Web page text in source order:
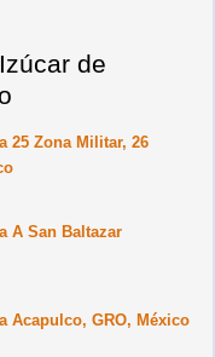
de
25 Zona Militar, 26
A San Baltazar
Acapulco, GRO, México